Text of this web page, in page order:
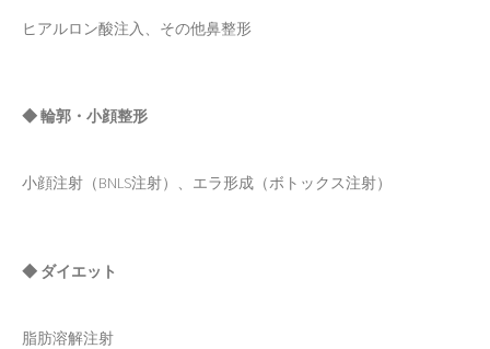
ヒアルロン酸注入、その他鼻整形
◆ 輪郭・小顔整形
小顔注射（BNLS注射）、エラ形成（ボトックス注射）
◆ ダイエット
脂肪溶解注射